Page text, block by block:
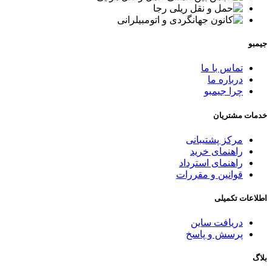
جیمبو
تماس با ما
درباره ما
چرا جیمبو
خدمات مشتریان
مرکز پشتیبانی
راهنمای خرید
راهنمای استرداد
قوانین و مقررات
اطلاعات تکمیلی
دریافت ساین
پرسش و پاسخ
بلاگ